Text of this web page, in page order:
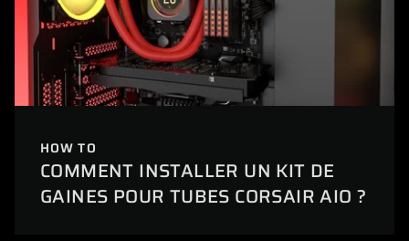
HOW TO
COMMENT INSTALLER UN KIT DE
GAINES POUR TUBES CORSAIR AIO ?